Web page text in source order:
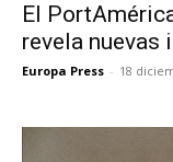
El
revela nuevas
Europa Press - 18